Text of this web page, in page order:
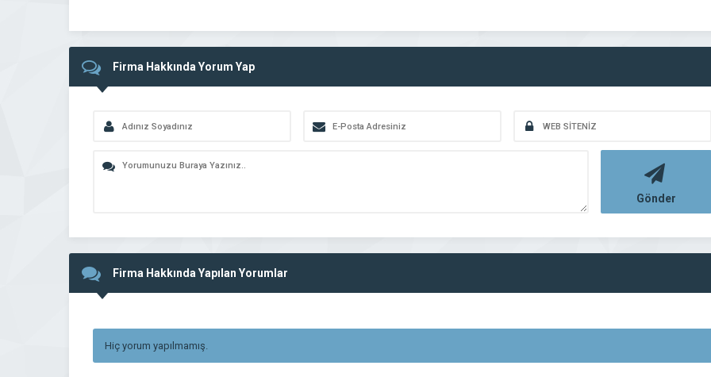
Firma Hakkında Yorum Yap
Gönder
Firma Hakkında Yapılan Yorumlar
Hiç yorum yapılmamış.